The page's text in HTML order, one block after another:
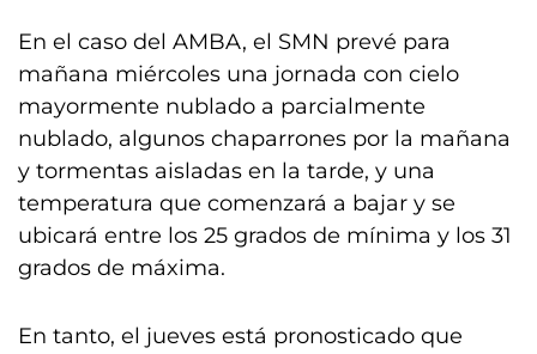
En el caso del AMBA, el SMN prevé para
mañana miércoles una jornada con cielo
mayormente nublado a parcialmente
nublado, algunos chaparrones por la mañana
y tormentas aisladas en la tarde, y una
temperatura que comenzará a bajar y se
ubicará entre los 25 grados de mínima y los 31
grados de máxima.
En tanto, el jueves está pronosticado que